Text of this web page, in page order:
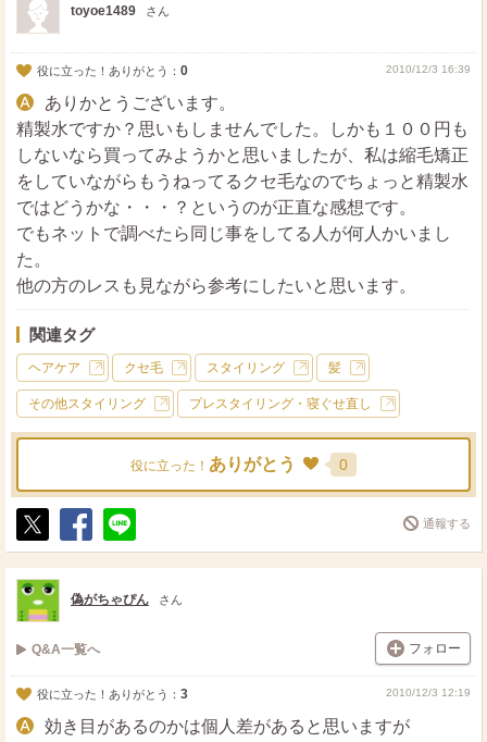
toyoe1489 さん
役に立った！ありがとう： 0 2010/12/3 16:39
ありかとうございます。
精製水ですか？思いもしませんでした。しかも１００円も
しないなら買ってみようかと思いましたが、私は縮毛矯正
をしていながらもうねってるクセ毛なのでちょっと精製水
ではどうかな・・・？というのが正直な感想です。
でもネットで調べたら同じ事をしてる人が何人かいまし
た。
他の方のレスも見ながら参考にしたいと思います。
関連タグ
ヘアケア クセ毛 スタイリング 髪
その他スタイリング プレスタイリング・寝ぐせ直し
役に立った！ ありがとう 0
ポ
ス
ト
シ
ェ
送
る
通報する
偽がちゃぴん さん
Q&A一覧へ フォロー
役に立った！ありがとう： 3 2010/12/3 12:19
効き目があるのかは個人差があると思いますが